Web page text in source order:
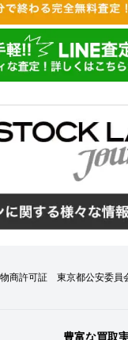
商許可証 東京都公安委
豊富な買取